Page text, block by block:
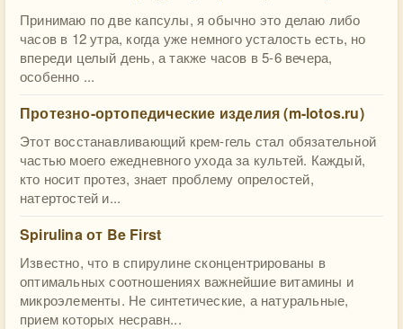
Принимаю по две капсулы, я обычно это делаю либо
часов в 12 утра, когда уже немного усталость есть, но
впереди целый день, а также часов в 5-6 вечера,
особенно ...
Протезно-ортопедические изделия (m-lotos.ru)
Этот восстанавливающий крем-гель стал обязательной
частью моего ежедневного ухода за культей. Каждый,
кто носит протез, знает проблему опрелостей,
натертостей и...
Spirulina от Be First
Известно, что в спирулине сконцентрированы в
оптимальных соотношениях важнейшие витамины и
микроэлементы. Не синтетические, а натуральные,
прием которых несравн...